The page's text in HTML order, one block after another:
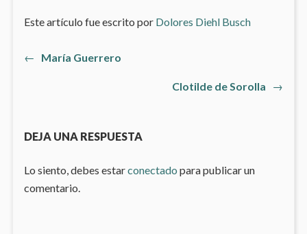
Este artículo fue escrito por Dolores Diehl Busch
Navegación
←
Artículo
María Guerrero
Clotilde de Sorolla Artículo
→
DEJA UNA RESPUESTA
Lo siento, debes estarconectado para publicar un
comentario.